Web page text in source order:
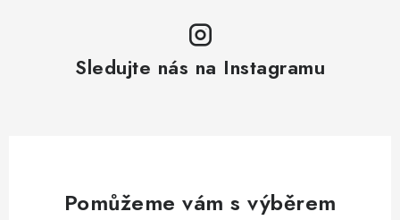
Sledujte nás na Instagramu
Pomůžeme vám s výběrem